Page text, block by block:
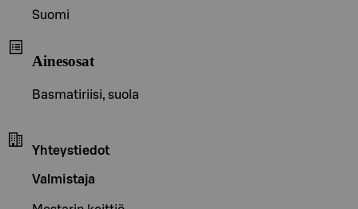
Suomi
Ainesosat
Basmatiriisi, suola
Yhteystiedot
Valmistaja